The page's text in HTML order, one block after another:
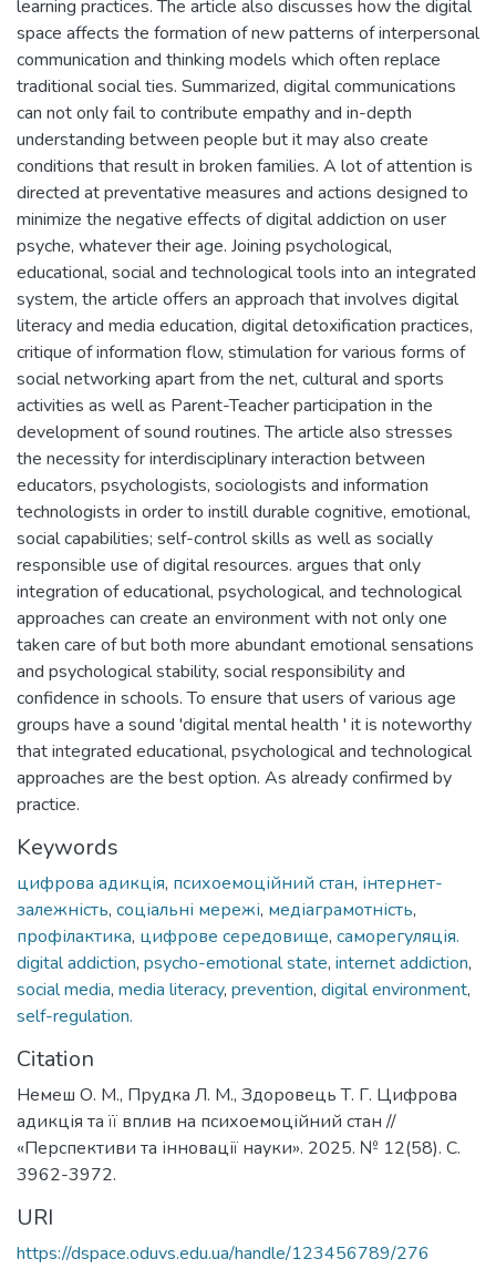
learning practices. The article also discusses how the digital
space affects the formation of new patterns of interpersonal
communication and thinking models which often replace
traditional social ties. Summarized, digital communications
can not only fail to contribute empathy and in-depth
understanding between people but it may also create
conditions that result in broken families. A lot of attention is
directed at preventative measures and actions designed to
minimize the negative effects of digital addiction on user
psyche, whatever their age. Joining psychological,
educational, social and technological tools into an integrated
system, the article offers an approach that involves digital
literacy and media education, digital detoxification practices,
critique of information flow, stimulation for various forms of
social networking apart from the net, cultural and sports
activities as well as Parent-Teacher participation in the
development of sound routines. The article also stresses
the necessity for interdisciplinary interaction between
educators, psychologists, sociologists and information
technologists in order to instill durable cognitive, emotional,
social capabilities; self-control skills as well as socially
responsible use of digital resources. argues that only
integration of educational, psychological, and technological
approaches can create an environment with not only one
taken care of but both more abundant emotional sensations
and psychological stability, social responsibility and
confidence in schools. To ensure that users of various age
groups have a sound 'digital mental health ' it is noteworthy
that integrated educational, psychological and technological
approaches are the best option. As already confirmed by
practice.
Keywords
цифрова адикція, психоемоційний стан, інтернет-
залежність, соціальні мережі, медіаграмотність,
профілактика, цифрове середовище, саморегуляція.
digital addiction, psycho-emotional state, internet addiction,
social media, media literacy, prevention, digital environment,
self-regulation.
Citation
Немеш О. М., Прудка Л. М., Здоровець Т. Г. Цифрова
адикція та її вплив на психоемоційний стан //
«Перспективи та інновації науки». 2025. № 12(58). С.
3962-3972.
URI
https://dspace.oduvs.edu.ua/handle/123456789/276